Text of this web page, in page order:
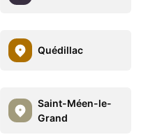
Quédillac
Saint-Méen-le-
Grand